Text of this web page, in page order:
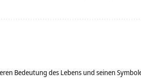
Bedeutung des Lebens und seinen